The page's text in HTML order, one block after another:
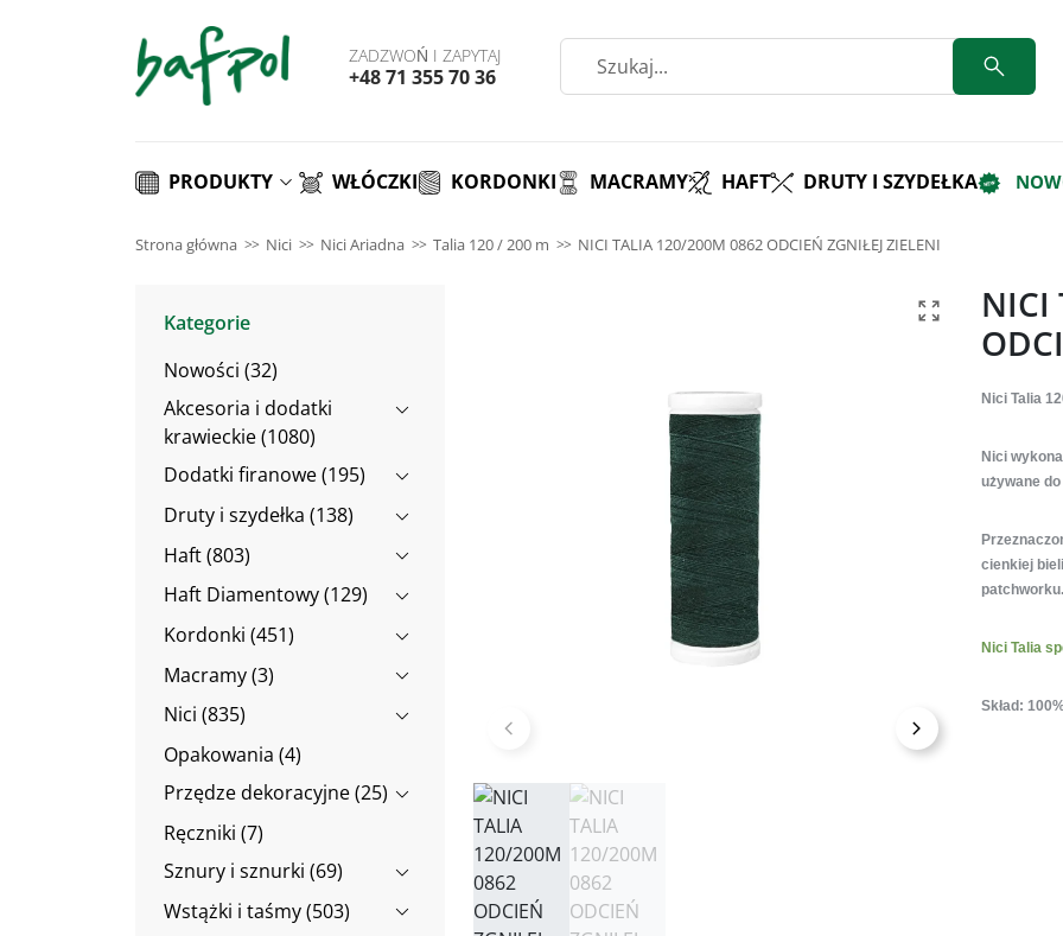
ZADZWOŃ I ZAPYTAJ
+48 71 355 70 36
PRODUKTY WŁÓCZKI KORDONKI MACRAMY HAFT DRUTY I SZYDEŁKA
Strona główna Nici Nici Ariadna Talia 120 / 200 m NICI TALIA 120/200M 0862 ODCIEŃ ZGNIŁEJ ZIELENI
Kategorie
Nowości (32)
Akcesoria i dodatki
krawieckie (1080)
Dodatki firanowe (195)
Druty i szydełka (138)
Haft (803)
Haft Diamentowy (129)
Kordonki (451)
Macramy (3)
Nici (835)
Opakowania (4)
Przędze dekoracyjne (25)
Ręczniki (7)
Sznury i sznurki (69)
Wstążki i taśmy (503)
Poprzedni Następny
NICI
Nici Talia
Nici
używane
cienkiej
patchworku.
Nici Talia
Skład: